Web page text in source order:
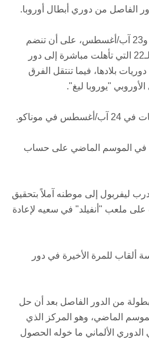
الفاصل من دوري أبطال أوروبا.
وتقام مباريات الاياب في 22 و23 آب/أغسطس، على أن تنضم
الأندية العشرة المتأهلة إلى الـ22 التي تأهلت مباشرة إلى دور
بلادها، فيما تنتقل الفرق
"يوروبا ليغ".
موناكو.
في الموسم الماضي على حساب
ليفربول إلى موطنه آملاً بتحقيق
على ملعب "أنفيلد" في سعيه لإعادة
ألقاب للمرة الأخيرة في دور
من الدور الفاصل بعد أن حل
الماضي، وهو المركز الذي
الألماني ما خوله الحصول